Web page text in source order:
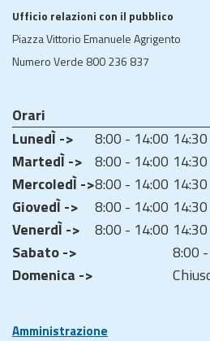
Ufficio relazioni con il pubblico
Piazza Vittorio Emanuele Agrigento
Numero Verde 800 236 837
Orari
LunedÌ ->
8:00 - 14:00
MartedÌ -> 8:00 - 14:00
MercoledÌ ->8:00 - 14:00
GiovedÌ ->
8:00 - 14:00
VenerdÌ ->
8:00 - 14:00
Sabato ->
8:00
Domenica ->
Amministrazione